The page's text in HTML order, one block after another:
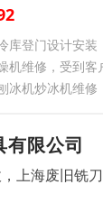
库登门设计安装
机维修，受到客
冰机炒冰机维修
有限公司
上海废旧铣